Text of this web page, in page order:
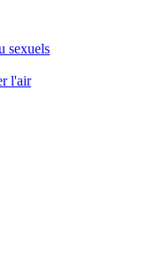
sexuels
l'air